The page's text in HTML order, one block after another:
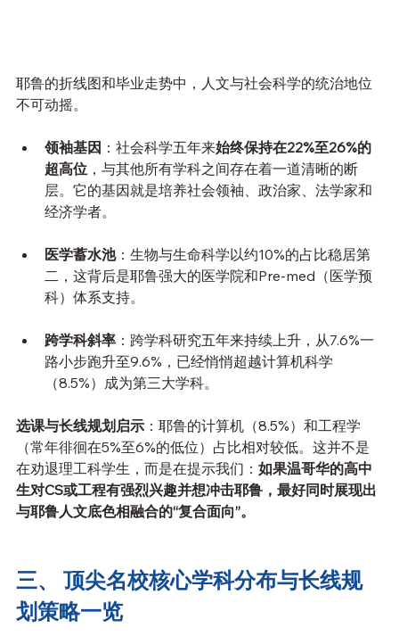
耶鲁的折线图和毕业走势中，人文与社会科学的统治地位
不可动摇。
领袖基因 ：社会科学五年来始终保持在22%至26%的
超高位 ，与其他所有学科之间存在着一道清晰的断
层。它的基因就是培养社会领袖、政治家、法学家和
经济学者。
医学蓄水池：生物与生命科学以约10%的占比稳居第
二，这背后是耶鲁强大的医学院和Pre-med（医学预
科）体系支持。
跨学科斜率 ：跨学科研究五年来持续上升，从7.6%一
路小步跑升至9.6%，已经悄悄超越计算机科学
（8.5%）成为第三大学科。
选课与长线规划启示 ：耶鲁的计算机（8.5%）和工程学
（常年徘徊在5%至6%的低位）占比相对较低。这并不是
在劝退理工科学生，而是在提示我们： 如果温哥华的高中
生对CS或工程有强烈兴趣并想冲击耶鲁，最好同时展现出
与耶鲁人文底色相融合的“复合面向”。
三、 顶尖名校核心学科分布与长线规
划策略一览